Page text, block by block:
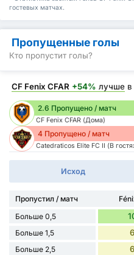
гостевых матчах.
Пропущенные голы
Кто пропустит голы?
CF Fenix CFAR +54% лучше в
2.6 Пропущено / матч
CF Fenix CFAR (Дома)
4 Пропущено / матч
Catedraticos Elite FC II (В
Исход
Пропустил / матч
Больше 0,5
Больше 1,5
Больше 2,5